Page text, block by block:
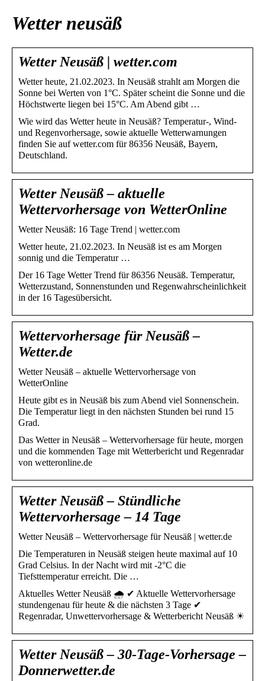
Wetter neusäß
Wetter Neusäß | wetter.com
Wetter heute, 21.02.2023. In Neusäß strahlt am Morgen die
Sonne bei Werten von 1°C. Später scheint die Sonne und die
Höchstwerte liegen bei 15°C. Am Abend gibt …
Wie wird das Wetter heute in Neusäß? Temperatur-, Wind-
und Regenvorhersage, sowie aktuelle Wetterwarnungen
finden Sie auf wetter.com für 86356 Neusäß, Bayern,
Deutschland.
Wetter Neusäß – aktuelle
Wettervorhersage von WetterOnline
Wetter Neusäß: 16 Tage Trend | wetter.com
Wetter heute, 21.02.2023. In Neusäß ist es am Morgen
sonnig und die Temperatur …
Der 16 Tage Wetter Trend für 86356 Neusäß. Temperatur,
Wetterzustand, Sonnenstunden und Regenwahrscheinlichkeit
in der 16 Tagesübersicht.
Wettervorhersage für Neusäß –
Wetter.de
Wetter Neusäß – aktuelle Wettervorhersage von
WetterOnline
Heute gibt es in Neusäß bis zum Abend viel Sonnenschein.
Die Temperatur liegt in den nächsten Stunden bei rund 15
Grad.
Das Wetter in Neusäß – Wettervorhersage für heute, morgen
und die kommenden Tage mit Wetterbericht und Regenradar
von wetteronline.de
Wetter Neusäß – Stündliche
Wettervorhersage – 14 Tage
Wetter Neusäß – Wettervorhersage für Neusäß | wetter.de
Die Temperaturen in Neusäß steigen heute maximal auf 10
Grad Celsius. In der Nacht wird mit -2°C die
Tiefsttemperatur erreicht. Die …
Aktuelles Wetter Neusäß 🌧️ ✔ Aktuelle Wettervorhersage
stundengenau für heute & die nächsten 3 Tage ✔
Regenradar, Unwettervorhersage & Wetterbericht Neusäß ☀
Wetter Neusäß – 30-Tage-Vorhersage –
Donnerwetter.de